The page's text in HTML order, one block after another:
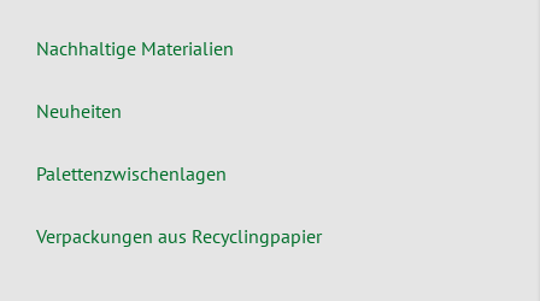
Nachhaltige Materialien
Neuheiten
Palettenzwischenlagen
Verpackungen aus Recyclingpapier